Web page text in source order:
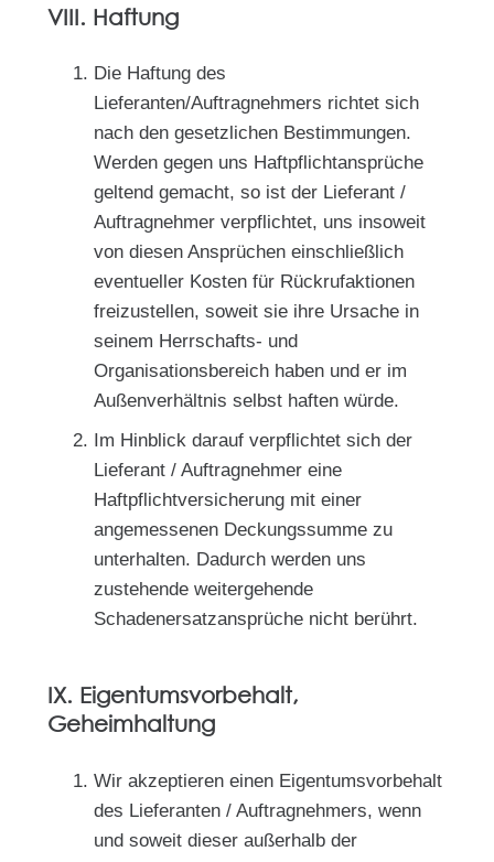
VIII. Haftung
Die Haftung des
Lieferanten/Auftragnehmers richtet sich
nach den gesetzlichen Bestimmungen.
Werden gegen uns Haftpflichtansprüche
geltend gemacht, so ist der Lieferant /
Auftragnehmer verpflichtet, uns insoweit
von diesen Ansprüchen einschließlich
eventueller Kosten für Rückrufaktionen
freizustellen, soweit sie ihre Ursache in
seinem Herrschafts- und
Organisationsbereich haben und er im
Außenverhältnis selbst haften würde.
Im Hinblick darauf verpflichtet sich der
Lieferant / Auftragnehmer eine
Haftpflichtversicherung mit einer
angemessenen Deckungssumme zu
unterhalten. Dadurch werden uns
zustehende weitergehende
Schadenersatzansprüche nicht berührt.
IX. Eigentumsvorbehalt,
Geheimhaltung
Wir akzeptieren einen Eigentumsvorbehalt
des Lieferanten / Auftragnehmers, wenn
und soweit dieser außerhalb der